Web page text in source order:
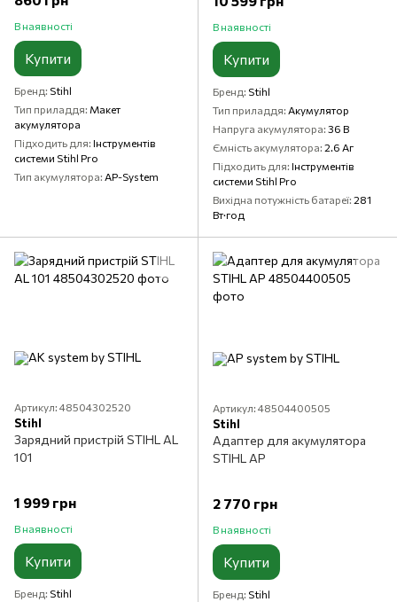
В наявності
Купити
Бренд Stihl
Тип приладдя Макет
акумулятора
Підходить для Інструментів
системи Stihl Pro
Тип акумулятора AP-System
В наявності
Купити
Бренд Stihl
Тип приладдя Акумулятор
Напруга акумулятора 36 В
Ємність акумулятора 2.6 Аг
Підходить для Інструментів
системи Stihl Pro
Вихідна потужність батареї 281
Вт·год
Артикул: 48504302520
Stihl
Зарядний пристрій STIHL AL
101
1 999 грн
В наявності
Купити
Бренд Stihl
Артикул: 48504400505
Stihl
Адаптер для акумулятора
STIHL AP
2 770 грн
В наявності
Купити
Бренд Stihl